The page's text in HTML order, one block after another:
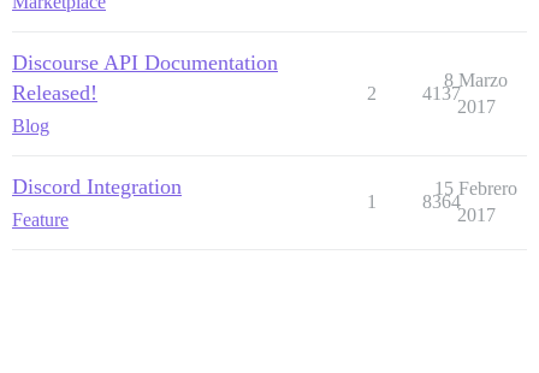
Discourse API Documentation
Released!
Blog
2 4137
8 Marzo
2017
Discord Integration
Feature
1 8364
15 Febrero
2017